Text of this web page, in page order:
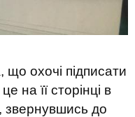
охочі підписати
на її сторінці в
звернувшись до